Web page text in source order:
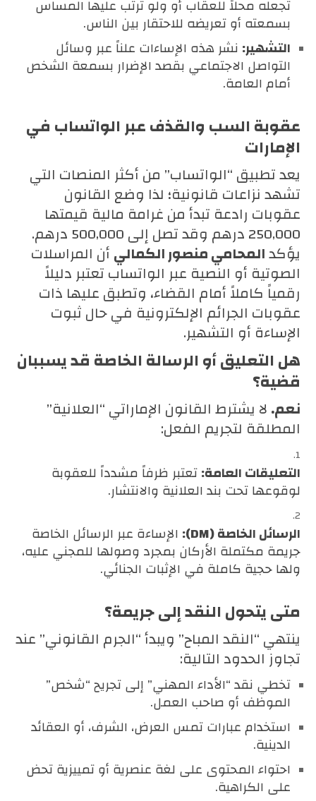
تجعله محلاً للعقاب أو ولو ترتب عليها المساس
بسمعته أو تعريضه للاحتقار بين الناس.
التشهير: نشر هذه الإساءات علناً عبر وسائل
التواصل الاجتماعي بقصد الإضرار بسمعة الشخص
أمام العامة.
عقوبة السب والقذف عبر الواتساب في
الإمارات
يعد تطبيق “الواتساب” من أكثر المنصات التي
تشهد نزاعات قانونية؛ لذا وضع القانون
عقوبات رادعة تبدأ من غرامة مالية قيمتها
250,000 درهم وقد تصل إلى 500,000 درهم.
يؤكدالمحامي منصور الكماليأن المراسلات
الصوتية أو النصية عبر الواتساب تعتبر دليلاً
رقمياً كاملاً أمام القضاء، وتطبق عليها ذات
عقوبات الجرائم الإلكترونية في حال ثبوت
الإساءة أو التشهير.
هل التعليق أو الرسالة الخاصة قد يسببان
قضية؟
نعم.لا يشترط القانون الإماراتي “العلانية”
المطلقة لتجريم الفعل:
التعليقات العامة:تعتبر ظرفاً مشدداً للعقوبة
لوقوعها تحت بند العلانية والانتشار.
الرسائل الخاصة (DM):
الإساءة عبر الرسائل الخاصة
جريمة مكتملة الأركان بمجرد وصولها للمجني عليه،
ولها حجية كاملة في الإثبات الجنائي.
متى يتحول النقد إلى جريمة؟
ينتهي “النقد المباح” ويبدأ “الجرم القانوني” عند
تجاوز الحدود التالية:
تخطي نقد “الأداء المهني” إلى تجريح “شخص”
الموظف أو صاحب العمل.
استخدام عبارات تمس العرض، الشرف، أو العقائد
الدينية.
احتواء المحتوى على لغة عنصرية أو تمييزية تحض
على الكراهية.